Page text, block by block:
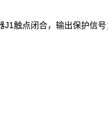
触点闭合，输出保护信